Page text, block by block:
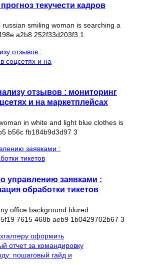
текучести кадров
отзывов : мониторинг
и на маркетплейсах
управлению заявками :
обработки тикетов